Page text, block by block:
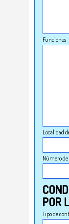
Funciones
Localidad
Número
POR
Tipo de